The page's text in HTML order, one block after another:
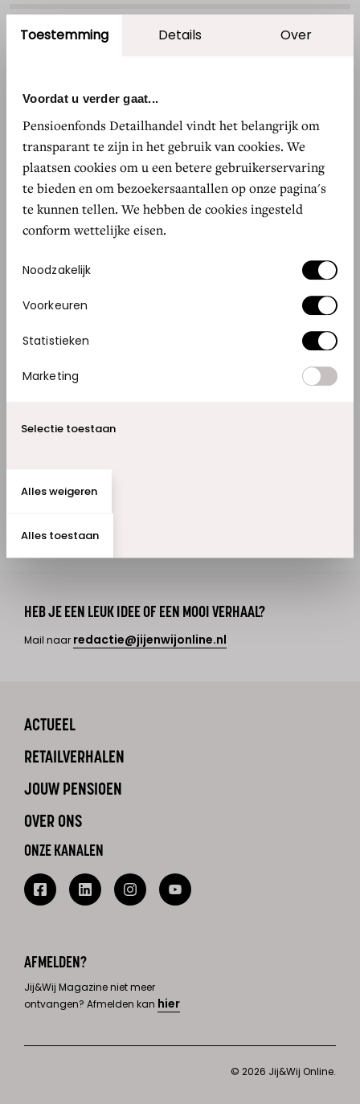
Toestemming Details Over
Voordat u verder gaat...
Pensioenfonds Detailhandel vindt het belangrijk om
transparant te zijn in het gebruik van cookies. We
plaatsen cookies om u een betere gebruikerservaring
te bieden en om bezoekersaantallen op onze pagina's
te kunnen tellen. We hebben de cookies ingesteld
conform wettelijke eisen.
Toestemmingsselectie
Noodzakelijk
Voorkeuren
Statistieken
Marketing
Alles toestaan
Selectie toestaan
Alles weigeren
Het onderzoek wordt uitgevoerd door Fast
Insights in opdracht van Pensioenfonds
Detailhandel. Meedoen is vrijwillig en je
antwoorden worden volledig anoniem verwerkt.
We verzamelen geen gegevens waarmee je
persoonlijk te herkennen bent. Alleen als je wilt
meedoen aan de verloting van de VVV-
cadeaucodes, kun je vrijwillig je e-mailadres
invullen. Dit wordt apart opgeslagen en niet
De gegevens worden alleen gebruikt voor dit
onderzoek en veilig verwerkt volgens de
privacystatement op onze website.
Doe mee
HEB JE EEN LEUK IDEE OF EEN MOOI VERHAAL?
Mail naar redactie@jijenwijonline.nl
ACTUEEL
RETAILVERHALEN
JOUW PENSIOEN
OVER ONS
ONZE KANALEN
AFMELDEN?
Jij&Wij Magazine niet meer
ontvangen? Afmelden kan hier
© 2026 Jij&Wij Online.